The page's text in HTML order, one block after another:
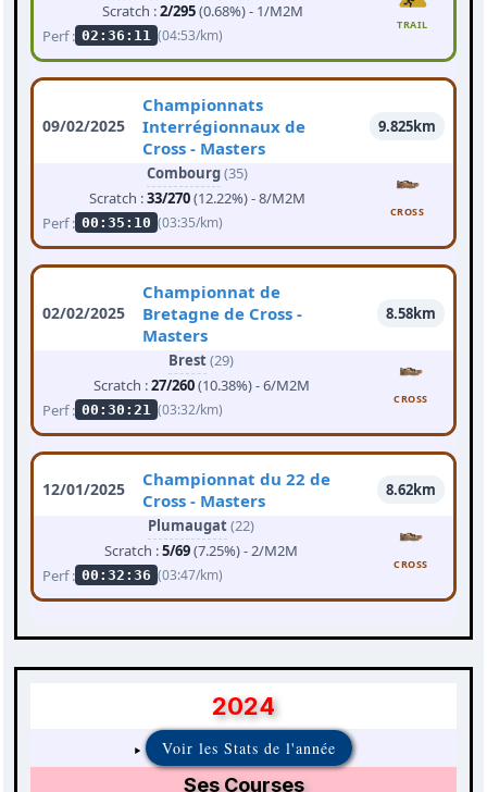
Scratch :2/295(0.68%) - 1/M2M
Perf : 02:36:11 (04:53/km)
TRAIL
09/02/2025
Championnats
Interrégionnaux de
Cross - Masters
9.825km
Combourg(35)
Scratch :33/270(12.22%) - 8/M2M
Perf : 00:35:10 (03:35/km)
CROSS
02/02/2025
Championnat de
Bretagne de Cross -
Masters
8.58km
Brest(29)
Scratch :27/260(10.38%) - 6/M2M
Perf : 00:30:21 (03:32/km)
CROSS
12/01/2025
Championnat du 22 de
Cross - Masters
8.62km
Plumaugat(22)
Scratch :5/69(7.25%) - 2/M2M
Perf : 00:32:36 (03:47/km)
CROSS
2024
Voir les Stats de l'année
Ses Courses